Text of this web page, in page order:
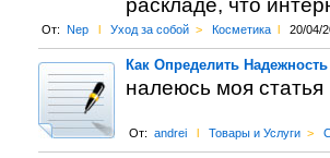
раскладе, что
От: Nep l Уход за собой > Косметика l 20/04/
Как Определить
налеюсь моя
От: andrei l Товары и Услуги >